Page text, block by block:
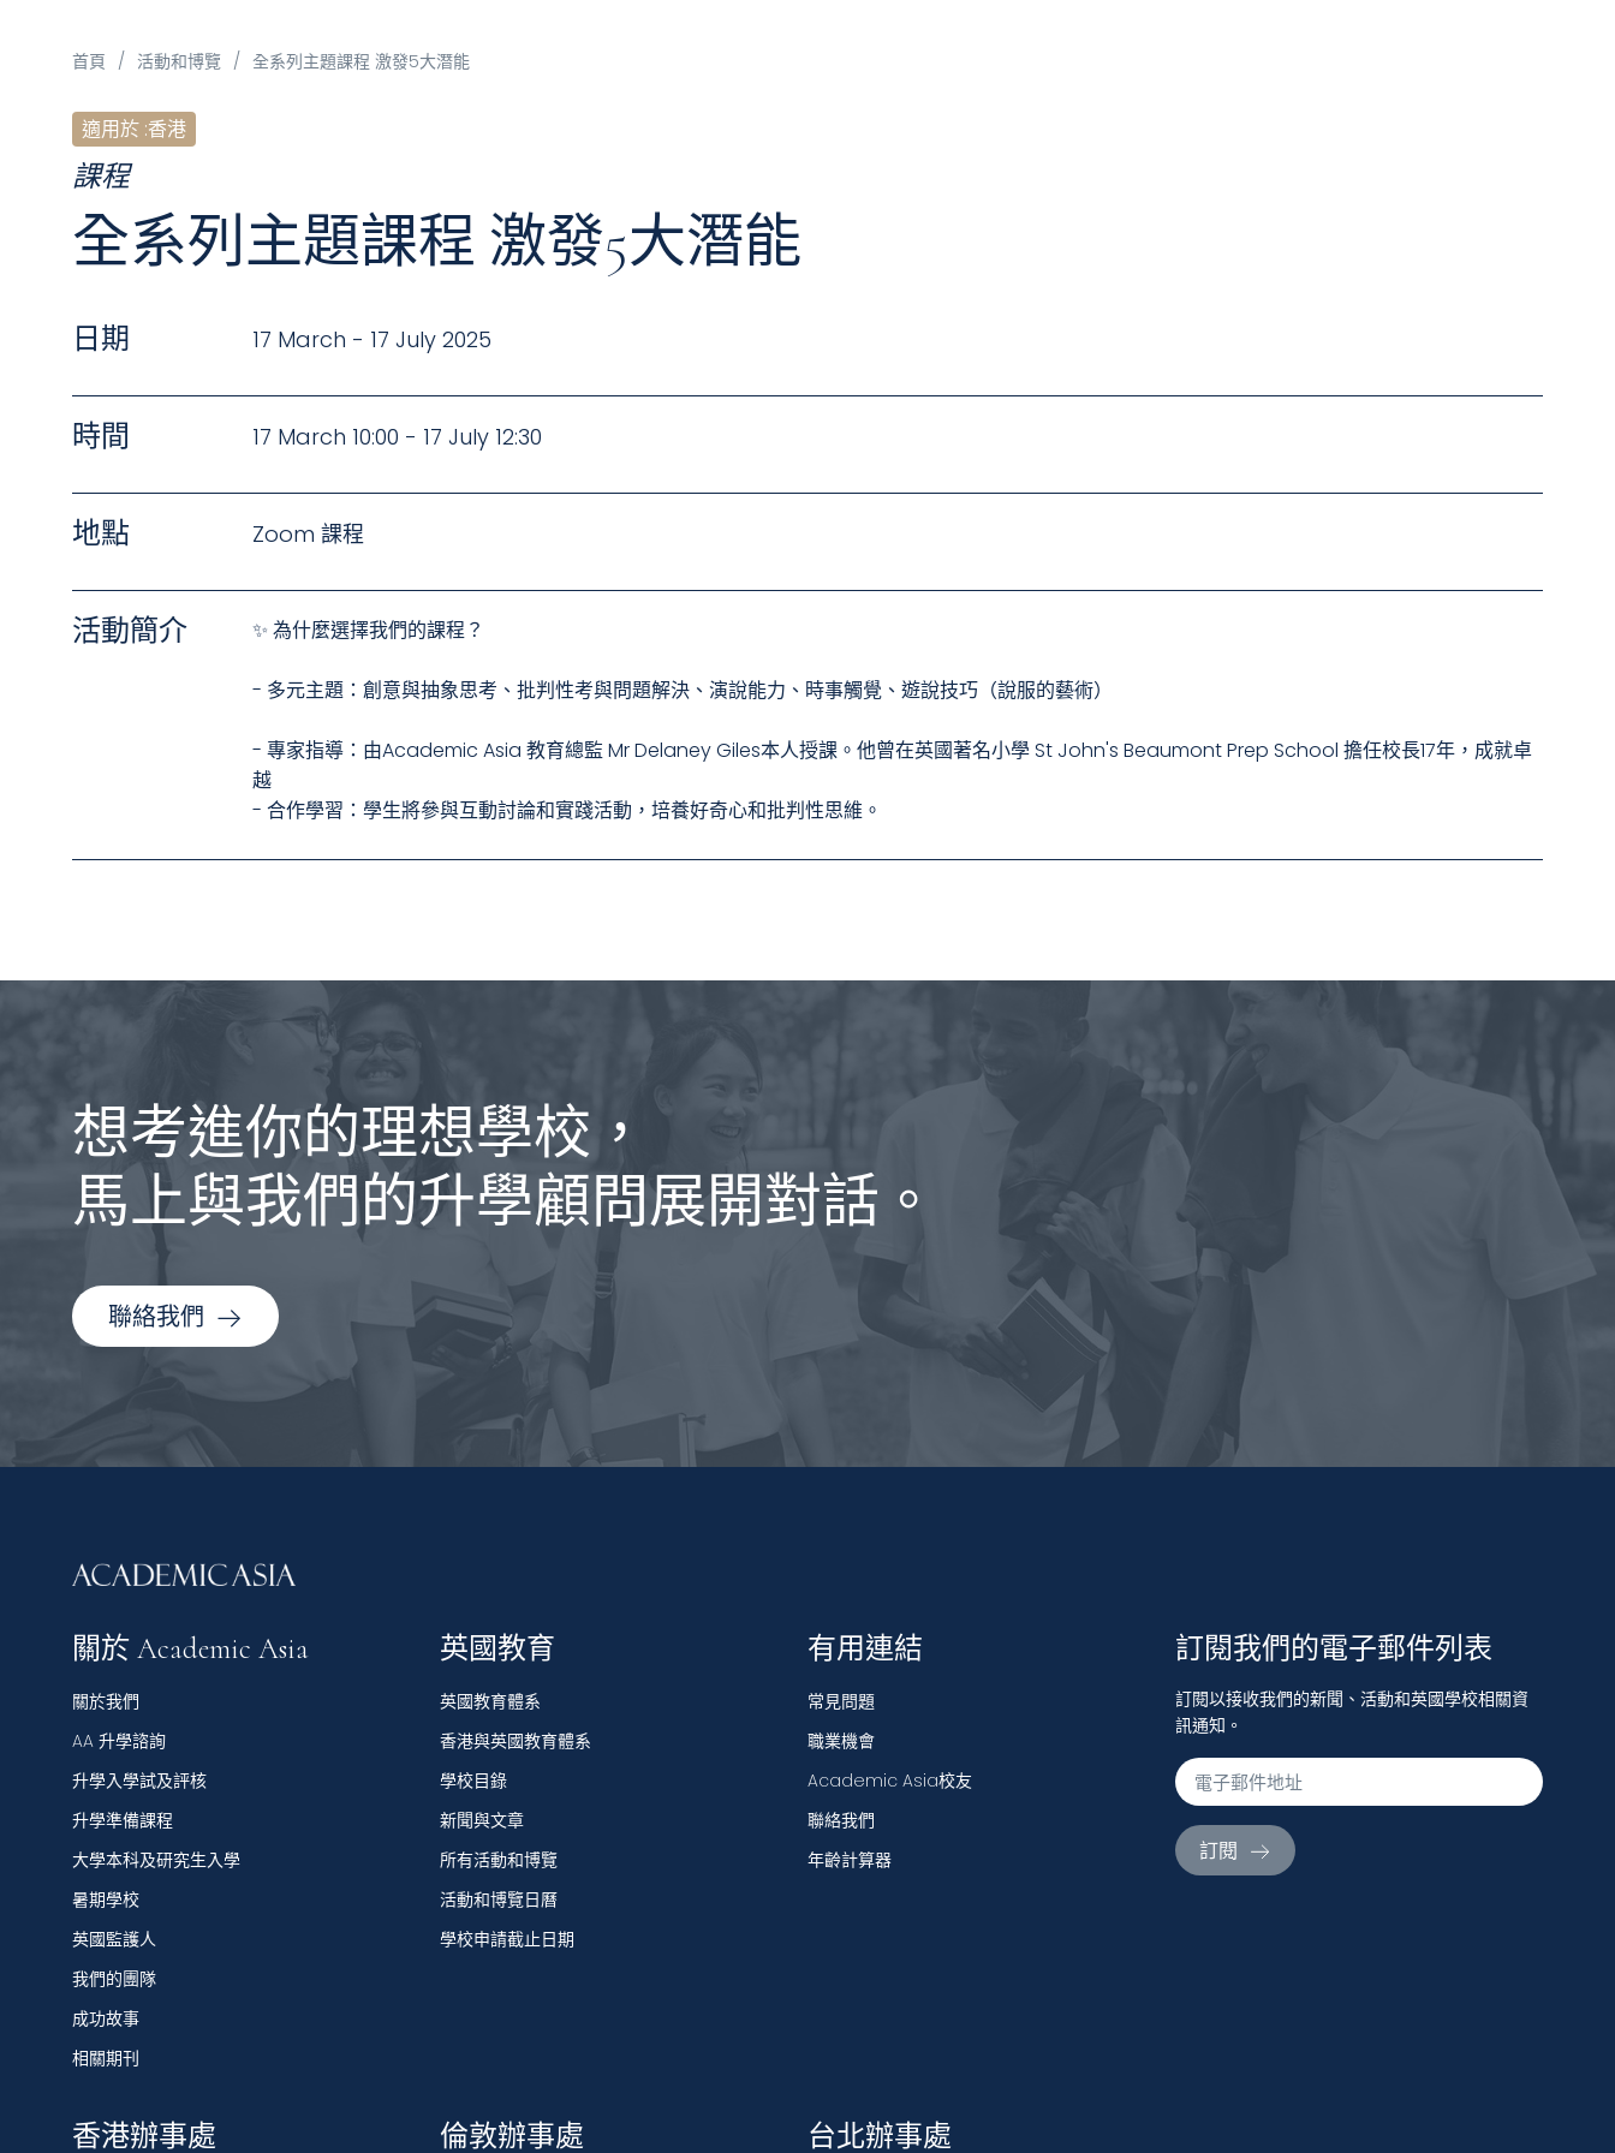
首頁 / 活動和博覽 / 全系列主題課程 激發5大潛能
適用於 :香港
課程
全系列主題課程 激發5大潛能
日期 17 March - 17 July 2025
時間 17 March 10:00 - 17 July 12:30
地點 Zoom 課程
活動簡介 ✨ 為什麼選擇我們的課程？
- 多元主題：創意與抽象思考、批判性考與問題解決、演說能力、時事觸覺、遊說技巧（說服的藝術）
- 專家指導：由Academic Asia 教育總監 Mr Delaney Giles本人授課。他曾在英國著名小學 St John's Beaumont Prep School 擔任校長17年，成就卓
越
想考進你的理想學校，
馬上與我們的升學顧問展開對話。
聯絡我們
關於 Academic Asia
關於我們
AA 升學諮詢
升學入學試及評核
升學準備課程
大學本科及研究生入學
暑期學校
英國監護人
我們的團隊
成功故事
相關期刊
英國教育
英國教育體系
香港與英國教育體系
學校目錄
新聞與文章
所有活動和博覽
活動和博覽日曆
學校申請截止日期
有用連結
常見問題
職業機會
Academic Asia校友
聯絡我們
年齡計算器
訂閱我們的電子郵件列表
訂閱以接收我們的新聞、活動和英國學校相關資
訊通知。
訂閱
香港辦事處 倫敦辦事處 台北辦事處